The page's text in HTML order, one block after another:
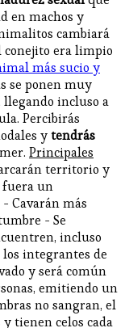
en machos y
cambiará
conejito era limpio
más sucio y
se ponen muy
incluso a
Percibirás
ytendrás
Principales
territorio y
fuera un
Cavarán más
- Se
incluso
integrantes de
y será común
emitiendo un
no sangran, el
tienen celos cada